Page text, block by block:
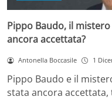
Pippo Baudo, il
ancora accettata?
Antonella Boccasile 1
Pippo Baudo e il
stata ancora